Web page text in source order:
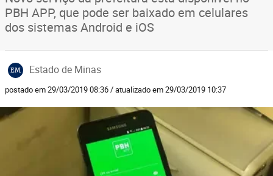
PBH APP, que pode ser baixado em celulares
dos sistemas Android e iOS
EM Estado de Minas
postado em 29/03/2019 08:36 / atualizado em 29/03/2019 10:37